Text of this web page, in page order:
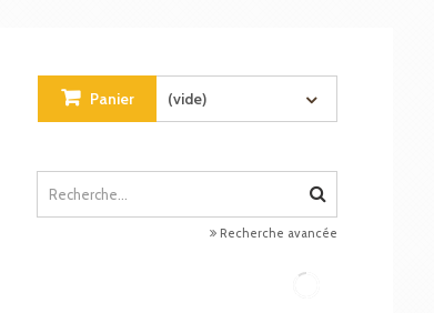
Panier (vide)
Recherche avancée